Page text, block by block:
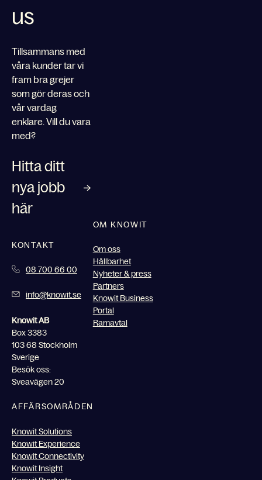
us
Tillsammans med
våra kunder tar vi
fram bra grejer
som gör deras och
vår vardag
enklare. Vill du vara
med?
Hitta ditt
nya jobb
här
KONTAKT
08 700 66 00
info@knowit.se
Knowit AB
Box 3383
103 68 Stockholm
Sverige
Besök oss:
Sveavägen 20
OM KNOWIT
Om oss
Hållbarhet
Nyheter & press
Partners
Knowit Business
Portal
Ramavtal
AFFÄRSOMRÅDEN
Knowit Solutions
Knowit Experience
Knowit Connectivity
Knowit Insight